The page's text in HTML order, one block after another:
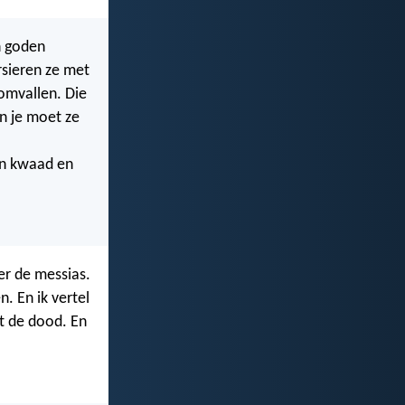
goden
ze met
Die
je moet ze
kwaad en
de messias.
En ik vertel
de dood. En